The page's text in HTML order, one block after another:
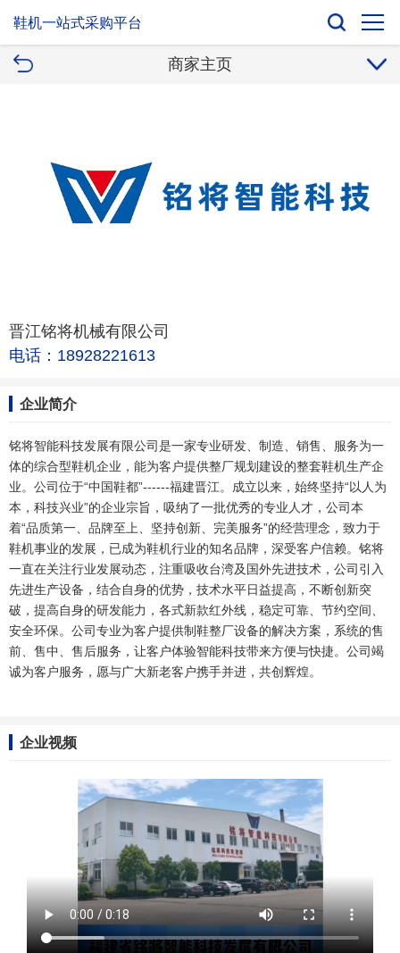
鞋机一站式采购平台
商家主页
晋江铭将机械有限公司
电话：18928221613
企业简介
铭将智能科技发展有限公司是一家专业研发、制造、销售、服务为一
体的综合型鞋机企业，能为客户提供整厂规划建设的整套鞋机生产企
业。公司位于“中国鞋都”------福建晋江。成立以来，始终坚持“以人为
本，科技兴业”的企业宗旨，吸纳了一批优秀的专业人才，公司本
着“品质第一、品牌至上、坚持创新、完美服务”的经营理念，致力于
鞋机事业的发展，已成为鞋机行业的知名品牌，深受客户信赖。铭将
一直在关注行业发展动态，注重吸收台湾及国外先进技术，公司引入
先进生产设备，结合自身的优势，技术水平日益提高，不断创新突
破，提高自身的研发能力，各式新款红外线，稳定可靠、节约空间、
安全环保。公司专业为客户提供制鞋整厂设备的解决方案，系统的售
前、售中、售后服务，让客户体验智能科技带来方便与快捷。公司竭
诚为客户服务，愿与广大新老客户携手并进，共创辉煌。
企业视频